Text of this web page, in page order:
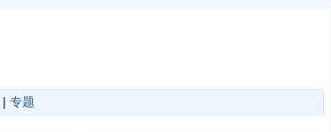
| 专题